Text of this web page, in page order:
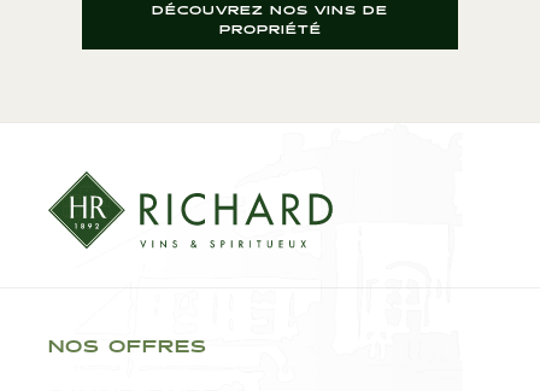
DÉCOUVREZ NOS VINS DE
PROPRIÉTÉ
NOS OFFRES